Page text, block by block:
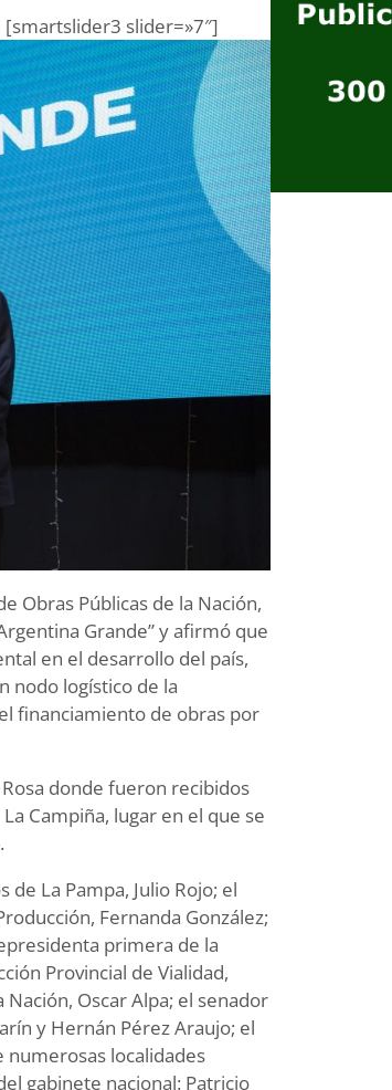
[smartslider3 slider=»7″]
Obras Públicas de la Nación,
Grande” y afirmó que
en el desarrollo del país,
nodo logístico de la
financiamiento de obras por
donde fueron recibidos
Campiña, lugar en el que se
La Pampa, Julio Rojo; el
Fernanda González;
primera de la
Provincial de Vialidad,
Oscar Alpa; el senador
y Hernán Pérez Araujo; el
numerosas localidades
gabinete nacional: Patricio